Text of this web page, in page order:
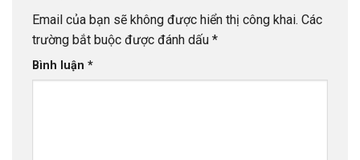
Email của bạn sẽ không được hiển thị công khai. Các
trường bắt buộc được đánh dấu *
Bình luận *